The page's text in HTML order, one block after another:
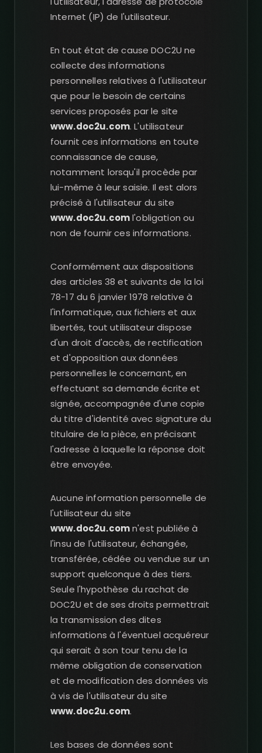
Internet (IP) de l'utilisateur.
En tout état de cause DOC2U ne
collecte des informations
personnelles relatives à l'utilisateur
que pour le besoin de certains
services proposés par le site
www.doc2u.com. L'utilisateur
fournit ces informations en toute
connaissance de cause,
notamment lorsqu'il procède par
lui-même à leur saisie. Il est alors
précisé à l'utilisateur du site
www.doc2u.coml'obligation ou
non de fournir ces informations.
Conformément aux dispositions
des articles 38 et suivants de la loi
78-17 du 6 janvier 1978 relative à
l'informatique, aux fichiers et aux
libertés, tout utilisateur dispose
d'un droit d'accès, de rectification
et d'opposition aux données
personnelles le concernant, en
effectuant sa demande écrite et
signée, accompagnée d'une copie
du titre d'identité avec signature du
titulaire de la pièce, en précisant
l'adresse à laquelle la réponse doit
être envoyée.
Aucune information personnelle de
l'utilisateur du site
www.doc2u.comn'est publiée à
l'insu de l'utilisateur, échangée,
transférée, cédée ou vendue sur un
support quelconque à des tiers.
Seule l'hypothèse du rachat de
DOC2U et de ses droits permettrait
la transmission des dites
informations à l'éventuel acquéreur
qui serait à son tour tenu de la
même obligation de conservation
et de modification des données vis
à vis de l'utilisateur du site
www.doc2u.com.
Les bases de données sont